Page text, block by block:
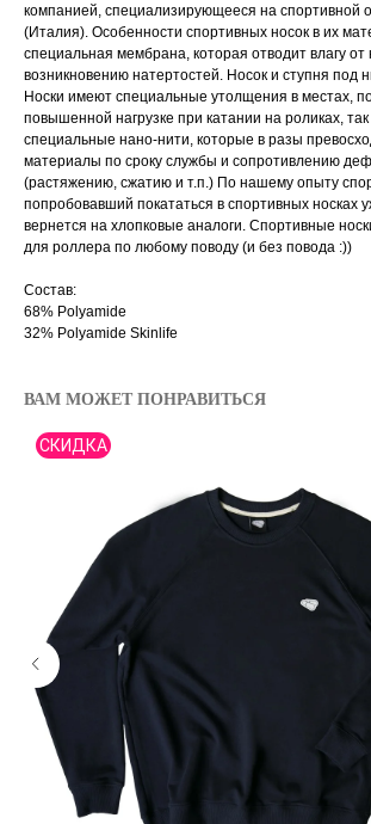
компанией, специализирующееся на спортивной
(Италия). Особенности спортивных носок в их
специальная мембрана, которая отводит влагу от
возникновению натертостей. Носок и ступня под
Носки имеют специальные утолщения в местах,
повышенной нагрузке при катании на роликах,
специальные нано-нити, которые в разы
материалы по сроку службы и сопротивлению
(растяжению, сжатию и т.п.) По нашему опыту
попробовавший покататься в спортивных носках
вернется на хлопковые аналоги. Спортивные
для роллера по любому поводу (и без повода :))
Состав:
68% Polyamide
32% Polyamide Skinlife
ВАМ МОЖЕТ ПОНРАВИТЬСЯ
СКИДКА